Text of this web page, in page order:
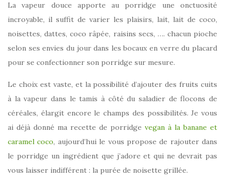
La vapeur douce apporte au porridge une onctuosité
incroyable, il suffit de varier les plaisirs, lait, lait de coco,
noisettes, dattes, coco râpée, raisins secs, …. chacun pioche
selon ses envies du jour dans les bocaux en verre du placard
pour se confectionner son porridge sur mesure.
Le choix est vaste, et la possibilité d’ajouter des fruits cuits
à la vapeur dans le tamis à côté du saladier de flocons de
céréales, élargit encore le champs des possibilités. Je vous
ai déjà donné ma recette de porridge vegan à la banane et
caramel coco, aujourd’hui le vous propose de rajouter dans
le porridge un ingrédient que j’adore et qui ne devrait pas
vous laisser indifférent : la purée de noisette grillée.